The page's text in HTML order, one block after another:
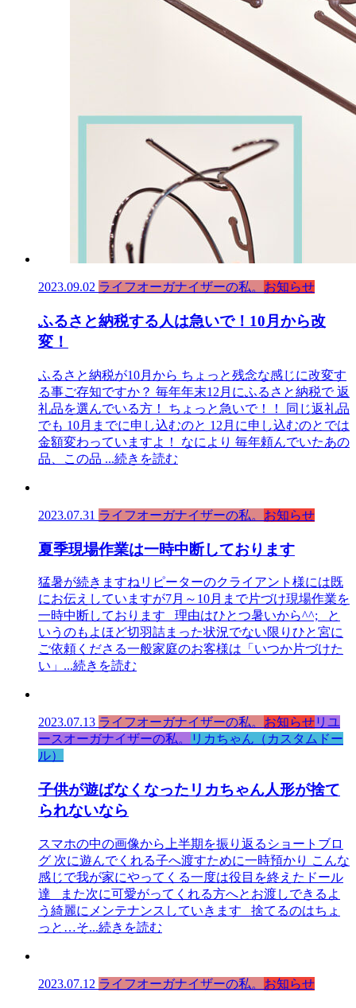
2023.09.02 ライフオーガナイザーの私。 お知らせ
ふるさと納税する人は急いで！10月から改
変！
ふるさと納税が10月から ちょっと残念な感じに改変す
る事ご存知ですか？ 毎年年末12月にふるさと納税で 返
礼品を選んでいる方！ ちょっと急いで！！ 同じ返礼品
でも 10月までに申し込むのと 12月に申し込むのとでは
金額変わっていますよ！ なにより 毎年頼んでいたあの
品、この品 ...続きを読む
2023.07.31 ライフオーガナイザーの私。 お知らせ
夏季現場作業は一時中断しております
猛暑が続きますねリピーターのクライアント様には既
にお伝えしていますが7月～10月まで片づけ現場作業を
一時中断しております 理由はひとつ暑いから^^; と
いうのもよほど切羽詰まった状況でない限りひと宮に
ご依頼くださる一般家庭のお客様は「いつか片づけた
い」 ...続きを読む
2023.07.13 ライフオーガナイザーの私。 お知らせリユ
ースオーガナイザーの私。
リカちゃん（カスタムドー
ル）
子供が遊ばなくなったリカちゃん人形が捨て
られないなら
スマホの中の画像から上半期を振り返るショートブロ
グ 次に遊んでくれる子へ渡すために一時預かり こんな
感じで我が家にやってくる一度は役目を終えたドール
達 また次に可愛がってくれる方へとお渡しできるよ
う綺麗にメンテナンスしていきます 捨てるのはちょ
っと…そ...続きを読む
2023.07.12 ライフオーガナイザーの私。 お知らせ